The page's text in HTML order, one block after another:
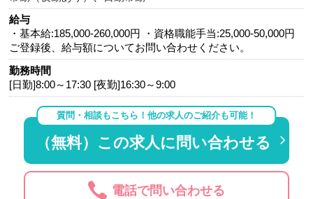
給与
・基本給:185,000-260,000円 ・資格職能手当:25,000-50,000円
ご登録後、給与額についてお問い合わせください。
勤務時間
[日勤]8:00～17:30 [夜勤]16:30～9:00
質問・相談もこちら！他の求人のご紹介も可能！
（無料）この求人に問い合わせる
電話で問い合わせる